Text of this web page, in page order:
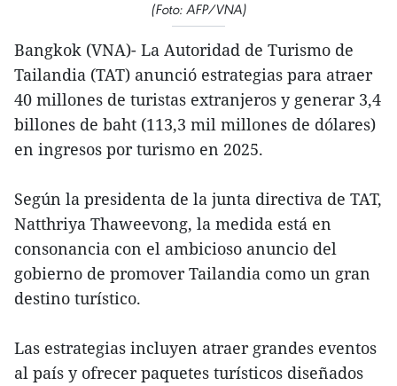
(Foto: AFP/VNA)
Bangkok (VNA)- La Autoridad de Turismo de
Tailandia (TAT) anunció estrategias para atraer
40 millones de turistas extranjeros y generar 3,4
billones de baht (113,3 mil millones de dólares)
en ingresos por turismo en 2025.
Según la presidenta de la junta directiva de TAT,
Natthriya Thaweevong, la medida está en
consonancia con el ambicioso anuncio del
gobierno de promover Tailandia como un gran
destino turístico.
Las estrategias incluyen atraer grandes eventos
al país y ofrecer paquetes turísticos diseñados